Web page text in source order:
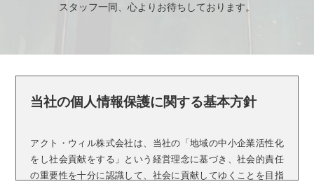
スタッフ一同、心よりお待ちしております。
当社の個人情報保護に関する基本方針
アクト・ウィル株式会社は、当社の「地域の中小企業活性化
をし社会貢献をする」という経営理念に基づき、社会的責任
の重要性を十分に認識して、社会に貢献してゆくことを目指